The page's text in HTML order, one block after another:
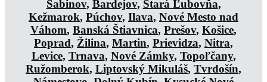
Sabinov, Bardejov, Stará Ľubovňa,
Kežmarok, Púchov, Ilava, Nové Mesto nad
Váhom, Banská Štiavnica, Prešov, Košice,
Poprad, Žilina, Martin, Prievidza, Nitra,
Levice, Trnava, Nové Zámky, Topoľčany,
Ružomberok, Liptovský Mikuláš, Tvrdošín,